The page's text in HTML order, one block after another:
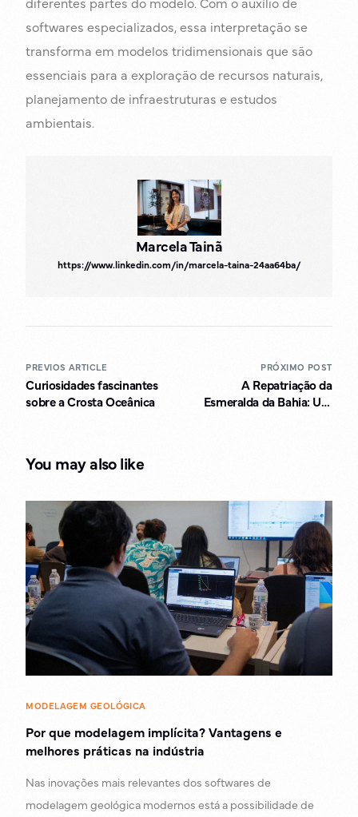
softwares especializados, essa interpretação se
transforma em modelos tridimensionais que são
essenciais para a exploração de recursos naturais,
planejamento de infraestruturas e estudos
ambientais.
Marcela Tainã
https://www.linkedin.com/in/marcela-taina-24aa64ba/
PREVIOS ARTICLE
Curiosidades fascinantes
sobre a Crosta Oceânica
PRÓXIMO POST
A Repatriação da
Esmeralda da Bahia: Um
You may also like
MODELAGEM GEOLÓGICA
Por que modelagem implícita? Vantagens e
melhores práticas na indústria
Nas inovações mais relevantes dos softwares de
modelagem geológica modernos está a possibilidade de